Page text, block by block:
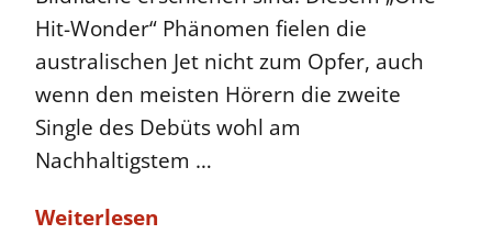
Hit-Wonder“ Phänomen fielen die
australischen Jet nicht zum Opfer, auch
wenn den meisten Hörern die zweite
Single des Debüts wohl am
Nachhaltigstem …
Weiterlesen